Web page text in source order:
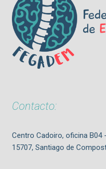
Contacto:
Centro Cadoiro, oficina B04
15707, Santiago de